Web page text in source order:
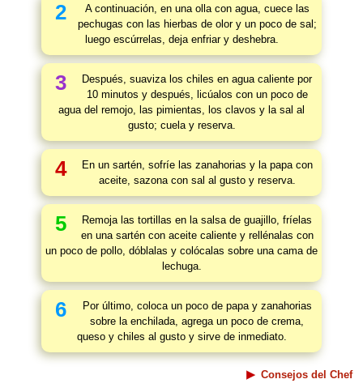
2
A continuación, en una olla con agua, cuece las
pechugas con las hierbas de olor y un poco de sal;
luego escúrrelas, deja enfriar y deshebra.
3
Después, suaviza los chiles en agua caliente por
10 minutos y después, licúalos con un poco de
agua del remojo, las pimientas, los clavos y la sal al
gusto; cuela y reserva.
4
En un sartén, sofríe las zanahorias y la papa con
aceite, sazona con sal al gusto y reserva.
5
Remoja las tortillas en la salsa de guajillo, fríelas
en una sartén con aceite caliente y rellénalas con
un poco de pollo, dóblalas y colócalas sobre una cama de
lechuga.
6
Por último, coloca un poco de papa y zanahorias
sobre la enchilada, agrega un poco de crema,
queso y chiles al gusto y sirve de inmediato.
Consejos del Chef